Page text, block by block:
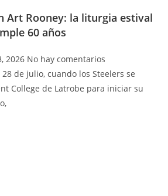
Art Rooney: la liturgia estival
60 años
2026 No hay comentarios
cuando los Steelers se
College de Latrobe para iniciar su